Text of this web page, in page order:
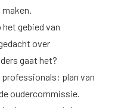
gebied van
over
gaat het?
plan van
oudercommissie.